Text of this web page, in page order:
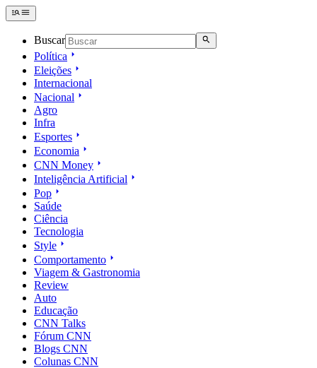
Buscar
Política
Eleições
Internacional
Nacional
Agro
Infra
Esportes
Economia
CNN Money
Inteligência Artificial
Pop
Saúde
Ciência
Tecnologia
Style
Comportamento
Viagem & Gastronomia
Review
Auto
Educação
CNN Talks
Fórum CNN
Blogs CNN
Colunas CNN